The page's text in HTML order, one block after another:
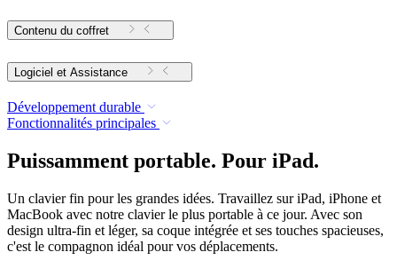
Contenu du coffret
Logiciel et Assistance
Développement durable
Fonctionnalités principales
Puissamment portable. Pour iPad.
Un clavier fin pour les grandes idées. Travaillez sur iPad, iPhone et
MacBook avec notre clavier le plus portable à ce jour. Avec son
design ultra-fin et léger, sa coque intégrée et ses touches spacieuses,
c'est le compagnon idéal pour vos déplacements.